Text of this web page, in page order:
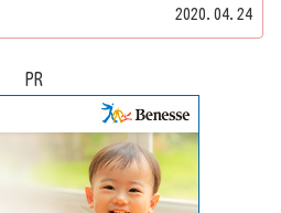
2020.04.24
PR